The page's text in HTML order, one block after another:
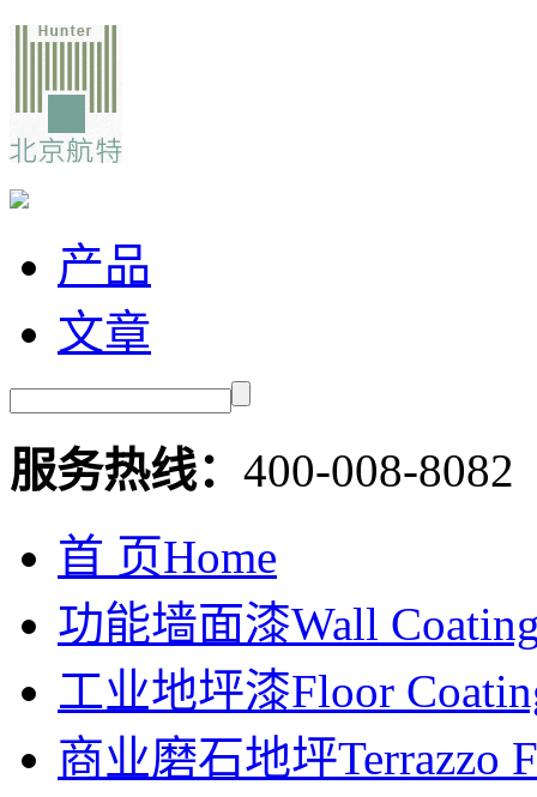
产品
文章
服务热线： 400-008-8082
首 页Home
功能墙面漆Wall
工业地坪漆Floor
商业磨石地坪Terrazzo